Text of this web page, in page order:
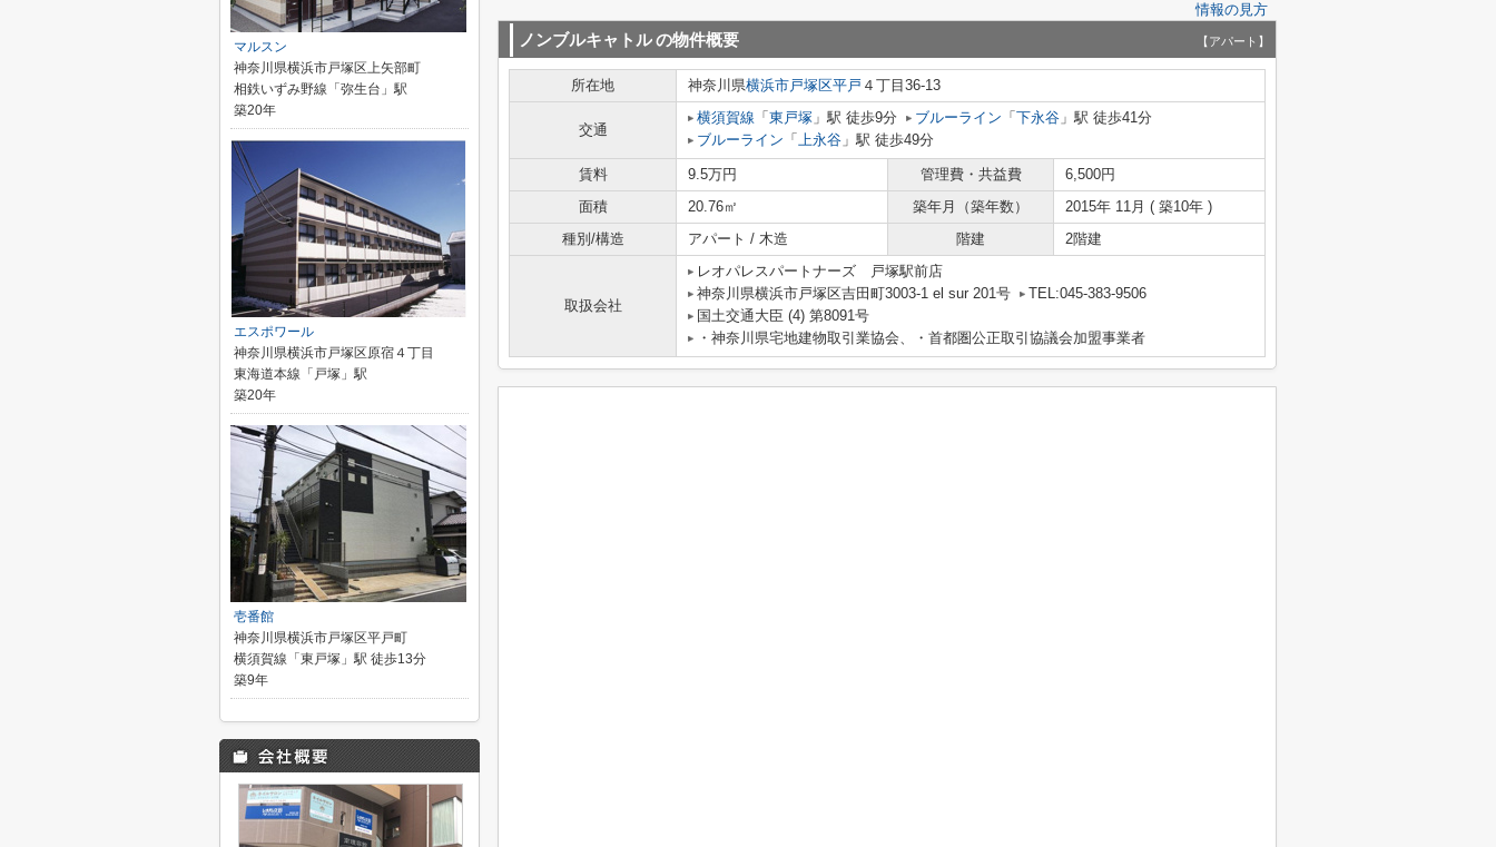
情報の見方
ノンブルキャトルの物件概要 【アパート】
所在地 神奈川県横浜市戸塚区平戸 ４丁目36-13
交通
横須賀線 「 東戸塚 」駅 徒歩9分 ブルーライン 「 下永谷 」駅 徒歩41分
ブルーライン 「 上永谷 」駅 徒歩49分
賃料 9.5万円 管理費・共益費
6,500円
面積
20.76㎡ 築年月（築年数）
2015年 11月 ( 築10年 )
種別/構造
アパート / 木造 階建 2階建
取扱会社
レオパレスパートナーズ 戸塚駅前店
神奈川県横浜市戸塚区吉田町3003-1 el sur 201号
TEL:045-383-9506
国土交通大臣 (4) 第8091号
・神奈川県宅地建物取引業協会、・首都圏公正取引協議会加盟事業者
マルスン
神奈川県横浜市戸塚区上矢部町
相鉄いずみ野線「弥生台」駅
築20年
エスポワール
神奈川県横浜市戸塚区原宿４丁目
東海道本線「戸塚」駅
築20年
壱番館
神奈川県横浜市戸塚区平戸町
横須賀線「東戸塚」駅 徒歩13分
築9年